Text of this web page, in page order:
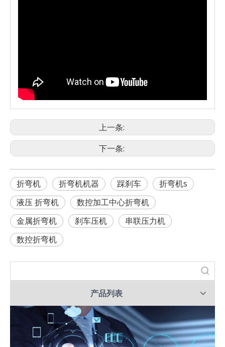
上一条:
下一条:
折弯机 折弯机机器 踩刹车
折弯机s
液压 折弯机
数控加工中心折弯机
金属折弯机
刹车压机
串联压力机
数控折弯机
产品列表